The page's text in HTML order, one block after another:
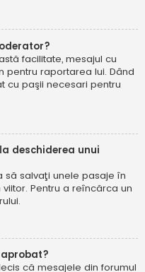
facilitate, mesajul cu
pentru raportarea lui. Dând
cu paşii necesari pentru
deschiderea unui
salvaţi unele pasaje în
Pentru a reîncărca un
aprobat?
că mesajele din forumul